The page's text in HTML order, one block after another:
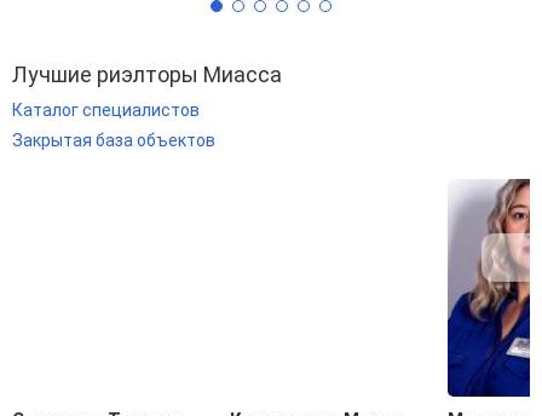
Лучшие риэлторы Миасса
Каталог специалистов
Закрытая база объектов